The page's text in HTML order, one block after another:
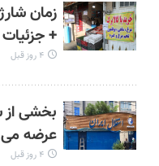
زمان
+ جزئیات
۴ روز قبل
بخشی از
عرضه
۴ روز قبل